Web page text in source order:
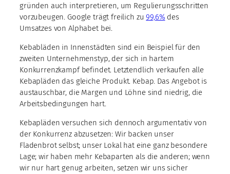
gründen auch interpretieren, um Regulierungsschritten
vorzubeugen. Google trägt freilich zu99,6% des
Umsatzes von Alphabet bei.
Kebabläden in Innenstädten sind ein Beispiel für den
zweiten Unternehmenstyp, der sich in hartem
Konkurrenzkampf befindet. Letztendlich verkaufen alle
Kebapläden das gleiche Produkt. Kebap. Das Angebot is
austauschbar, die Margen und Löhne sind niedrig, die
Arbeitsbedingungen hart.
Kebapläden versuchen sich dennoch argumentativ von
der Konkurrenz abzusetzen: Wir backen unser
Fladenbrot selbst; unser Lokal hat eine ganz besondere
Lage; wir haben mehr Kebaparten als die anderen; wenn
wir nur hart genug arbeiten, setzen wir uns sicher